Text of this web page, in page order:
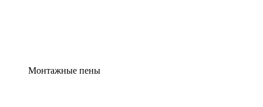
Монтажные пены